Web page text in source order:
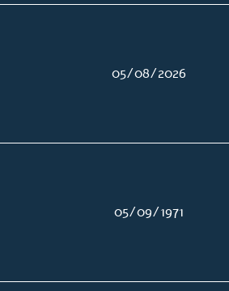
05/08/2026
05/09/1971